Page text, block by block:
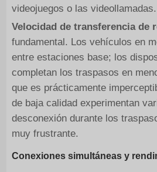
videojuegos o las videollamadas.
Velocidad de transferencia de
fundamental. Los vehículos en
entre estaciones base; los
completan los traspasos en
que es prácticamente
de baja calidad experimentan
desconexión durante los
muy frustrante.
Conexiones simultáneas y